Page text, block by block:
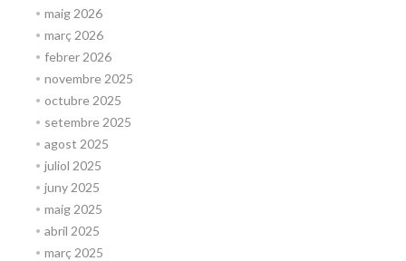
maig 2026
març 2026
febrer 2026
novembre 2025
octubre 2025
setembre 2025
agost 2025
juliol 2025
juny 2025
maig 2025
abril 2025
març 2025